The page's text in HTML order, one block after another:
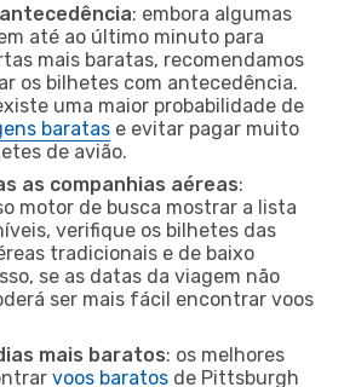
: embora algumas
até ao último minuto para
mais baratas, recomendamos
os bilhetes com antecedência.
uma maior probabilidade de
baratas e evitar pagar muito
de avião.
as companhias aéreas:
motor de busca mostrar a lista
verifique os bilhetes das
tradicionais e de baixo
se as datas da viagem não
ser mais fácil encontrar voos
mais baratos: os melhores
voos baratos de Pittsburgh